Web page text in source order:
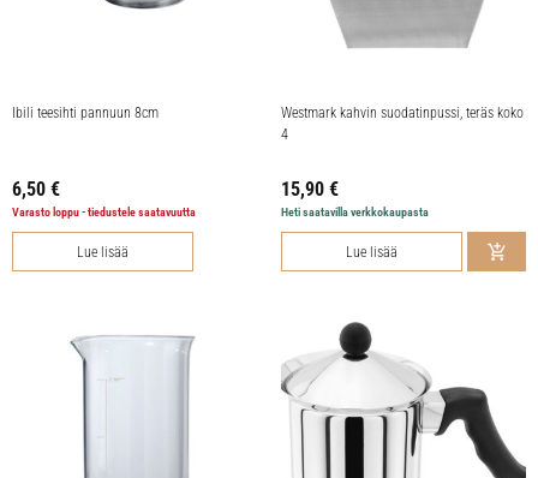
Ibili teesihti pannuun 8cm
6,50 €
Varasto loppu - tiedustele saatavuutta
Lue lisää
Westmark kahvin suodatinpussi, teräs koko
4
15,90 €
Heti saatavilla verkkokaupasta
Lue lisää